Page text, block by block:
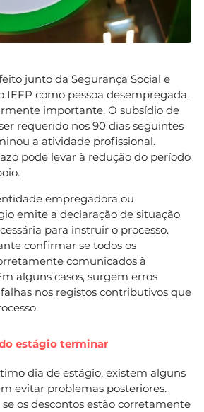
junto da Segurança Social e
IEFP como pessoa desempregada.
importante. O subsídio de
requerido nos 90 dias seguintes
a atividade profissional.
pode levar à redução do período
empregadora ou
emite a declaração de situação
para instruir o processo.
confirmar se todos os
comunicados à
alguns casos, surgem erros
nos registos contributivos que
estágio terminar
dia de estágio, existem alguns
evitar problemas posteriores.
os descontos estão corretamente